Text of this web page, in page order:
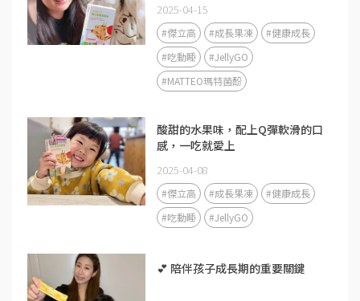
2025-04-15
#傑立高 #成長果凍
#健康成長
#吃動睡
#JellyGO
#MATTEO瑪特菌酚
酸甜的水果味，配上Q彈軟滑的口
感，一吃就愛上
2025-04-08
#傑立高 #成長果凍
#健康成長
#吃動睡
#JellyGO
💕 陪伴孩子成長期的重要關鍵